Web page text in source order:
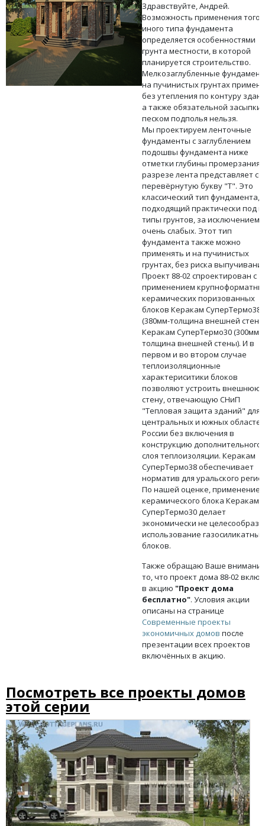
Здравствуйте, Андрей.
Возможность применения того
иного типа фундамента
определяется особенностями
грунта местности, в которой
планируется строительство.
Мелкозаглубленные
на пучинистых грунтах
без утепления по контуру
а также обязательной засыпки
песком подполья нельзя.
Мы проектируем ленточные
фундаменты с заглублением
подошвы фундамента ниже
отметки глубины промерзания.
разрезе лента представляет
перевёрнутую букву "Т". Это
классический тип фундамента,
подходящий практически под
типы грунтов, за исключением
очень слабых. Этот тип
фундамента также можно
применять и на пучинистых
грунтах, без риска
Проект 88-02 спроектирован с
применением
керамических поризованных
блоков Керакам СуперТермо38
(380мм-толщина внешней
Керакам СуперТермо30 (300мм-
толщина внешней стены). И в
первом и во втором случае
теплоизоляционные
характериситики блоков
позволяют устроить внешнюю
стену, отвечающую СНиП
"Тепловая защита зданий" для
центральных и южных областей
России без включения в
конструкцию дополнительного
слоя теплоизоляции. Керакам
СуперТермо38 обеспечивает
норматив для уральского
По нашей оценке, применение
керамического блока Керакам
СуперТермо30 делает
экономически не
использование газосиликатных
блоков.
Также обращаю Ваше
то, что проект дома 88-02
в акцию "Проект дома
бесплатно". Условия акции
описаны на странице
Современные проекты
экономичных домов после
презентации всех проектов
включённых в акцию.
Посмотреть все проекты домов
этой серии